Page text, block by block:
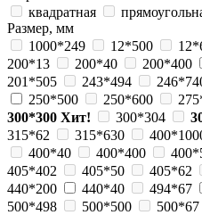
квадратная
Размер, мм
1000*249
12*500
200*13
200*40 200*400
201*505
243*494
250*500
250*600
300*300 Хит! 300*304
315*62
315*630
400*40
400*400
405*402
405*50 405*62
440*200
440*40 494*67
500*498
500*500 500*67